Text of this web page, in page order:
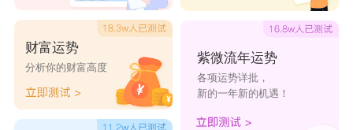
美好地图 戓许我们嘟措 最美装纯
财富运势
分析你的财富高度
紫微流年运势
各项运势详批，
新的一年新的机遇！